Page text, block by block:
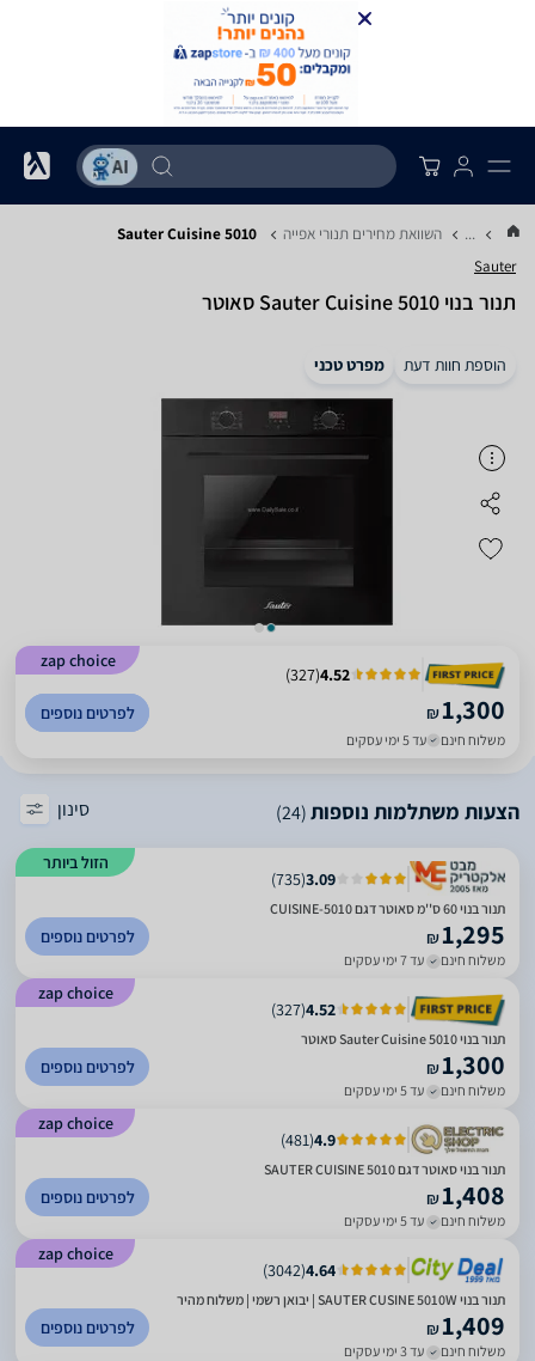
... השוואת מחירים תנורי אפייה Sauter Cuisine 5010
Sauter
‏תנור בנוי Sauter Cuisine 5010 סאוטר
הוספת חוות דעת מפרט טכני
zap choice
4.52
(
327
)
₪1,300
משלוח חינם עד 5 ימי עסקים
לפרטים נוספים
הצעות משתלמות נוספות(24) סינון
הזול ביותר
3.09
(
735
)
תנור בנוי 60 ס''מ סאוטר דגם CUISINE-5010
₪1,295
משלוח חינם עד 7 ימי עסקים
לפרטים נוספים
zap choice
4.52
(
327
)
‏תנור בנוי Sauter Cuisine 5010 סאוטר
₪1,300
משלוח חינם עד 5 ימי עסקים
לפרטים נוספים
zap choice
4.9
(
481
)
תנור בנוי סאוטר דגם SAUTER CUISINE 5010
₪1,408
משלוח חינם עד 5 ימי עסקים
לפרטים נוספים
zap choice
4.64
(
3042
)
תנור בנוי SAUTER CUSINE 5010W | יבואן רשמי | משלוח מהיר
₪1,409
משלוח חינם עד 3 ימי עסקים
לפרטים נוספים